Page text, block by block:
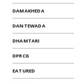
DAMAKHEDA
DANTEWADA
DHAMTARI
DPRCG
EATURED